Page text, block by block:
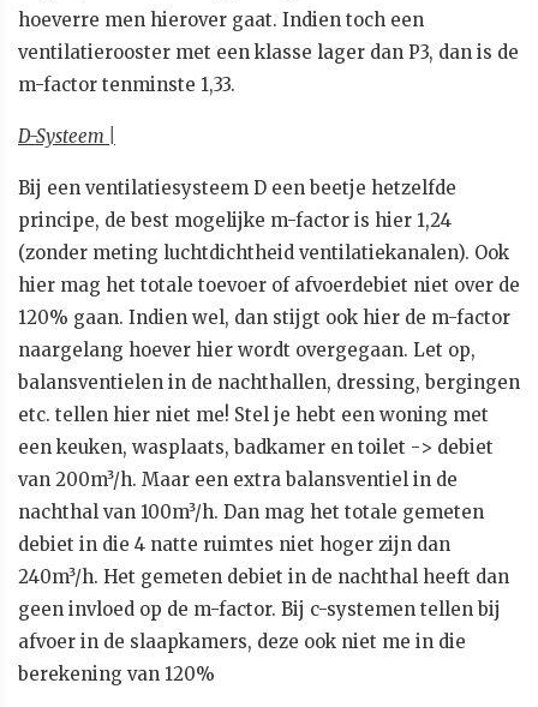
hoeverre men hierover gaat. Indien toch een
ventilatierooster met een klasse lager dan P3, dan is de
m-factor tenminste 1,33.
D-Systeem |
Bij een ventilatiesysteem D een beetje hetzelfde
principe, de best mogelijke m-factor is hier 1,24
(zonder meting luchtdichtheid ventilatiekanalen). Ook
hier mag het totale toevoer of afvoerdebiet niet over de
120% gaan. Indien wel, dan stijgt ook hier de m-factor
naargelang hoever hier wordt overgegaan. Let op,
balansventielen in de nachthallen, dressing, bergingen
etc. tellen hier niet me! Stel je hebt een woning met
een keuken, wasplaats, badkamer en toilet -> debiet
van 200m³/h. Maar een extra balansventiel in de
nachthal van 100m³/h. Dan mag het totale gemeten
debiet in die 4 natte ruimtes niet hoger zijn dan
240m³/h. Het gemeten debiet in de nachthal heeft dan
geen invloed op de m-factor. Bij c-systemen tellen bij
afvoer in de slaapkamers, deze ook niet me in die
berekening van 120%